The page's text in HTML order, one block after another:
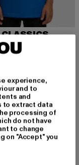
CLASSICS
EUR 10,99
experience,
and to
and
to extract data
processing of
do not have
to change
on "Accept" you